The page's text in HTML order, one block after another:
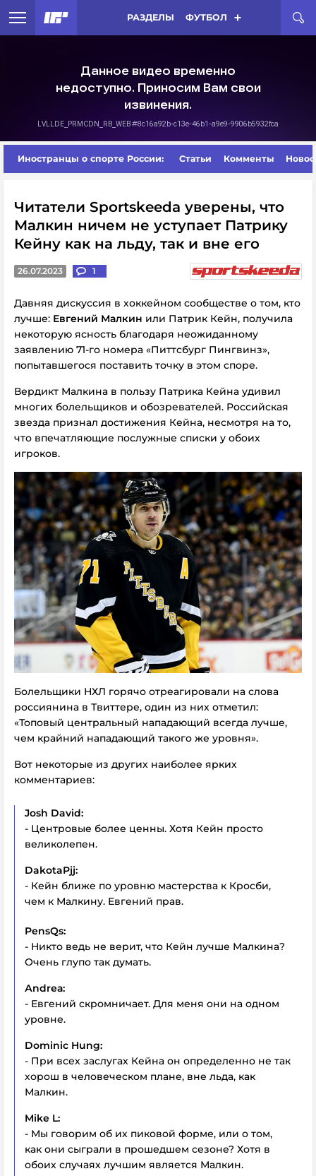
РАЗДЕЛЫ ФУТБОЛ
Иностранцы о спорте России: Статьи Комменты
Читатели Sportskeeda уверены, что
Малкин ничем не уступает Патрику
Кейну как на льду, так и вне его
26.07.2023 1
Давняя дискуссия в хоккейном сообществе о том, кто
лучше: Евгений Малкин или Патрик Кейн, получила
некоторую ясность благодаря неожиданному
заявлению 71-го номера «Питтсбург Пингвинз»,
попытавшегося поставить точку в этом споре.
Вердикт Малкина в пользу Патрика Кейна удивил
многих болельщиков и обозревателей. Российская
звезда признал достижения Кейна, несмотря на то,
что впечатляющие послужные списки у обоих
игроков.
Болельщики НХЛ горячо отреагировали на слова
россиянина в Твиттере, один из них отметил:
«Топовый центральный нападающий всегда лучше,
чем крайний нападающий такого же уровня».
Вот некоторые из других наиболее ярких
комментариев:
Josh David:
- Центровые более ценны. Хотя Кейн просто
великолепен.
DakotaPjj:
- Кейн ближе по уровню мастерства к Кросби,
чем к Малкину. Евгений прав.
PensQs:
- Никто ведь не верит, что Кейн лучше Малкина?
Очень глупо так думать.
Аndreа:
- Евгений скромничает. Для меня они на одном
уровне.
Dominic Hung:
- При всех заслугах Кейна он определенно не так
хорош в человеческом плане, вне льда, как
Малкин.
Mike L:
- Мы говорим об их пиковой форме, или о том,
как они сыграли в прошедшем сезоне? Хотя в
обоих случаях лучшим является Малкин.